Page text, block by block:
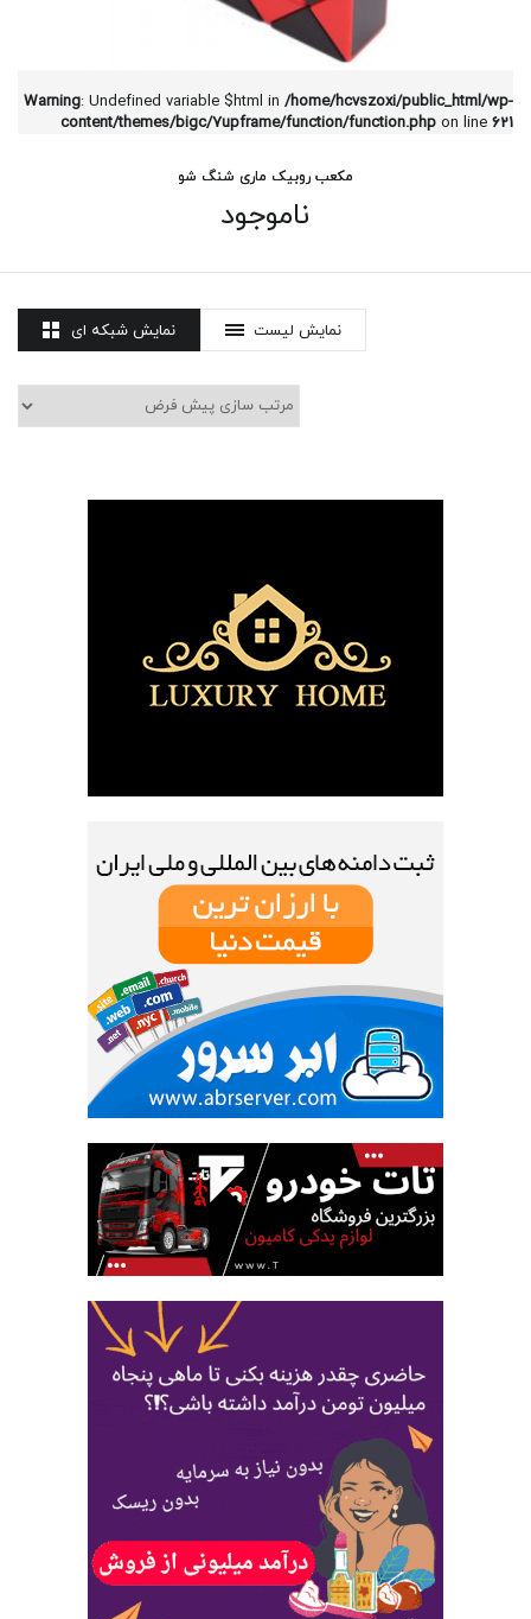
Warning: Undefined variable $html in /home/hcvszoxi/public_html/wp-
content/themes/bigc/7upframe/function/function.php on line 621
مکعب روبیک ماری شنگ شو
ناموجود
نمایش شبکه ای نمایش لیست